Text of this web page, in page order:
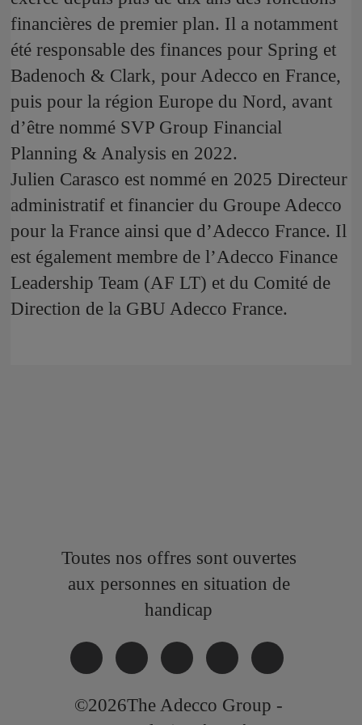
financières de premier plan. Il a notamment
été responsable des finances pour Spring et
Badenoch & Clark, pour Adecco en France,
puis pour la région Europe du Nord, avant
d’être nommé SVP Group Financial
Planning & Analysis en 2022.
Julien Carasco est nommé en 2025 Directeur
administratif et financier du Groupe Adecco
pour la France ainsi que d’Adecco France. Il
est également membre de l’Adecco Finance
Leadership Team (AF LT) et du Comité de
Direction de la GBU Adecco France.
Toutes nos offres sont ouvertes
aux personnes en situation de
handicap
©2026The Adecco Group -